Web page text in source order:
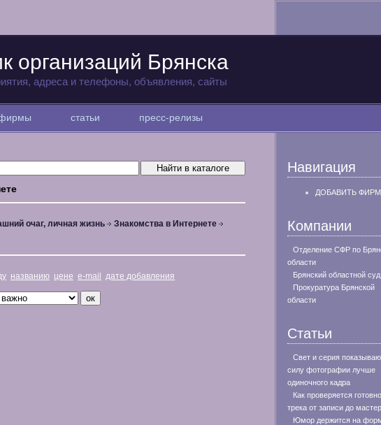
организаций Брянска
адреса и телефоны, объявления, сайты
статьи пресс-релизы
очаг, личная жизнь Знакомства в Интернете
названию цене e-mail дате добавления
Навигация
ДОБАВИТЬ
Компании
Отделение СФР по
области
Брянский областной суд
Прокуратура Брянской
области
Статьи
Свет и серия
силу фотографии лучше
одиночного кадра
Как проверяется
трека от записи до
Юмор держится на